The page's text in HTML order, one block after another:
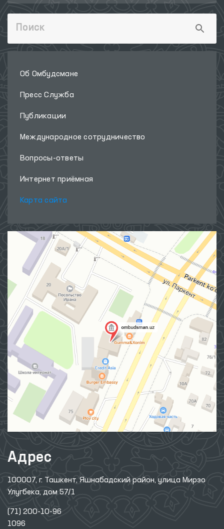
Об Омбудсмане
Пресс Служба
Публикации
Международное сотрудничество
Вопросы-ответы
Интернет приёмная
Карта сайта
Адрес
100007, г. Ташкент, Яшнабадский район, улица Мирзо
Улугбека, дом 57/1
(71) 200-10-96
1096